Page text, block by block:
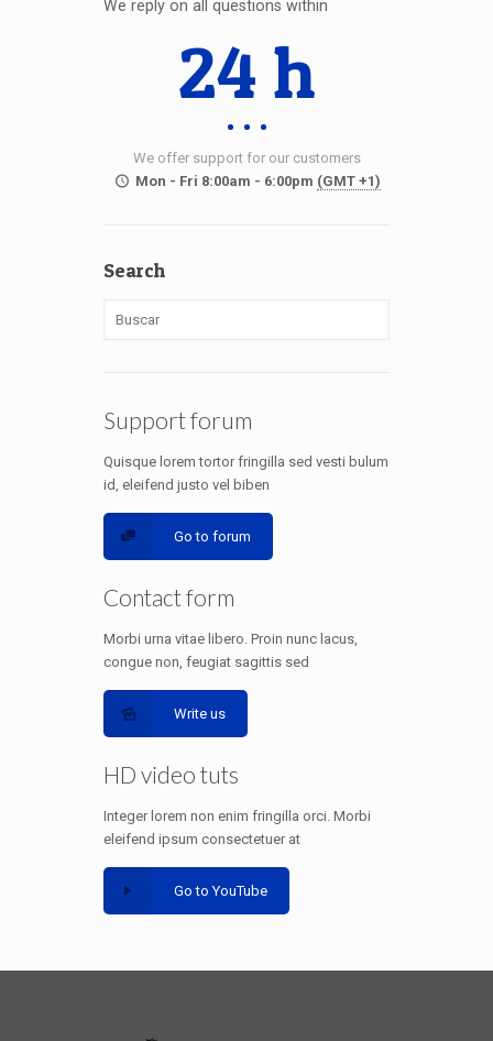
We reply on all questions within
24 h
We offer support for our customers
Mon - Fri 8:00am - 6:00pm (GMT +1)
Search
Support forum
Quisque lorem tortor fringilla sed vesti bulum
id, eleifend justo vel biben
Go to forum
Contact form
Morbi urna vitae libero. Proin nunc lacus,
congue non, feugiat sagittis sed
Write us
HD video tuts
Integer lorem non enim fringilla orci. Morbi
eleifend ipsum consectetuer at
Go to YouTube